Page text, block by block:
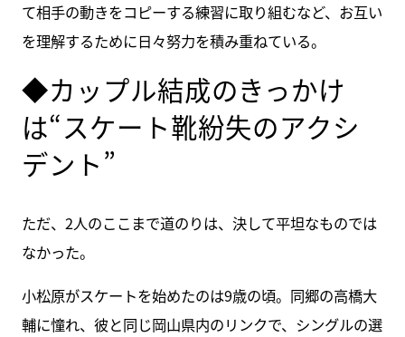
て相手の動きをコピーする練習に取り組むなど、お互い
を理解するために日々努力を積み重ねている。
◆カップル結成のきっかけ
は“スケート靴紛失のアクシ
デント”
ただ、2人のここまで道のりは、決して平坦なものでは
なかった。
小松原がスケートを始めたのは9歳の頃。同郷の高橋大
輔に憧れ、彼と同じ岡山県内のリンクで、シングルの選